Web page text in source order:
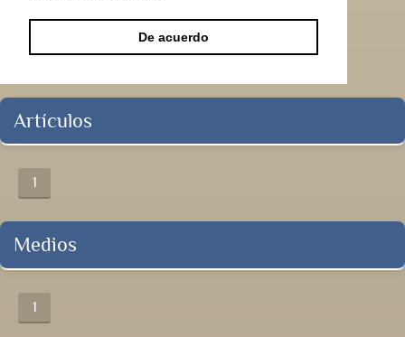
De acuerdo
Artículos
1
Medios
1